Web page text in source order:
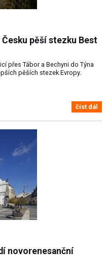
pěší stezku Best
přes Tábor a Bechyni do Týna
pěších stezek Evropy.
číst dál
novorenesanční